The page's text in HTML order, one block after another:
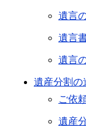
遺言
遺言
遺言
遺産分割の
ご依
遺産